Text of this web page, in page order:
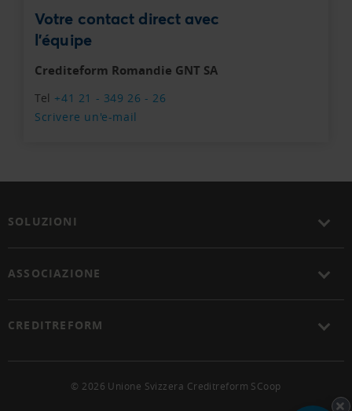
Votre contact direct avec
l'équipe
Crediteform Romandie GNT SA
Tel +41 21 - 349 26 - 26
Scrivere un'e-mail
SOLUZIONI
ASSOCIAZIONE
CREDITREFORM
© 2026 Unione Svizzera Creditreform SCoop